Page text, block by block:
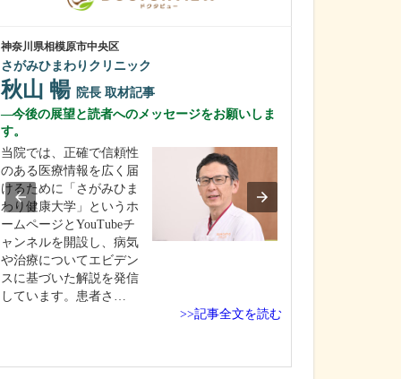
神奈川県相模原市中央区
さがみひまわりクリニック
秋山 暢 院長 取材記事
今後の展望と読者へのメッセージをお願いしま
す。
当院では、正確で信頼性
のある医療情報を広く届
けるために「さがみひま
わり健康大学」というホ
ームページとYouTubeチ
ャンネルを開設し、病気
や治療についてエビデン
スに基づいた解説を発信
しています。患者さ…
>>記事全文を読む